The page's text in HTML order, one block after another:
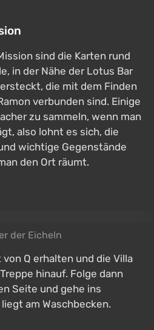
sind die Karten rund
in der Nähe der Lotus Bar
die mit dem Finden
verbunden sind. Einige
zu sammeln, wenn man
also lohnt es sich, die
wichtige Gegenstände
den Ort räumt.
der Eicheln
Q erhalten und die Villa
hinauf. Folge dann
Seite und gehe ins
am Waschbecken.